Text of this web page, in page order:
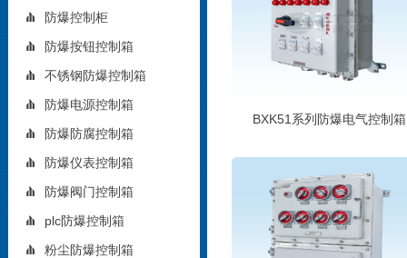
防爆控制柜
防爆按钮控制箱
不锈钢防爆控制箱
防爆电源控制箱
防爆防腐控制箱
防爆仪表控制箱
防爆阀门控制箱
plc防爆控制箱
粉尘防爆控制箱
BXK51系列防爆电气控制箱